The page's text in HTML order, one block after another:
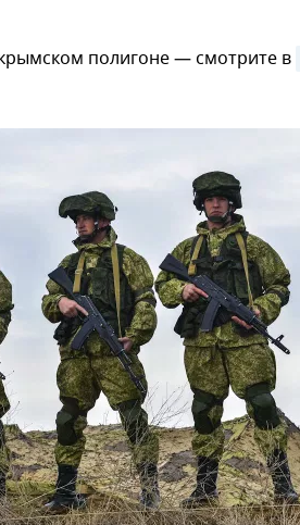
полигоне — смотрите в